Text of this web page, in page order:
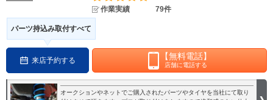
作業実績
79件
パーツ持込み取付すべて
来店予約する 【無料電話】
店舗に電話する
オークションやネットでご購入されたパーツやタイヤを当社にて取り